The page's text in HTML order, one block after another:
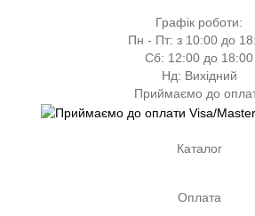
Графік роботи:
Пн - Пт: з 10:00 до
Сб: 12:00 до 18:00
Нд: Вихідний
Приймаємо до
Каталог
Оплата